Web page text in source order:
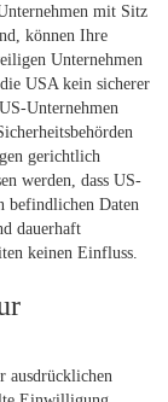
mit Sitz
können Ihre
Unternehmen
USA kein sicherer
Unternehmen
gerichtlich
werden, dass US-
befindlichen Daten
dauerhaft
keinen Einfluss.
ausdrücklichen